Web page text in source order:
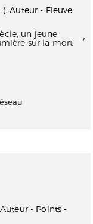
Auteur - Fleuve
un jeune
sur la mort
- Points -